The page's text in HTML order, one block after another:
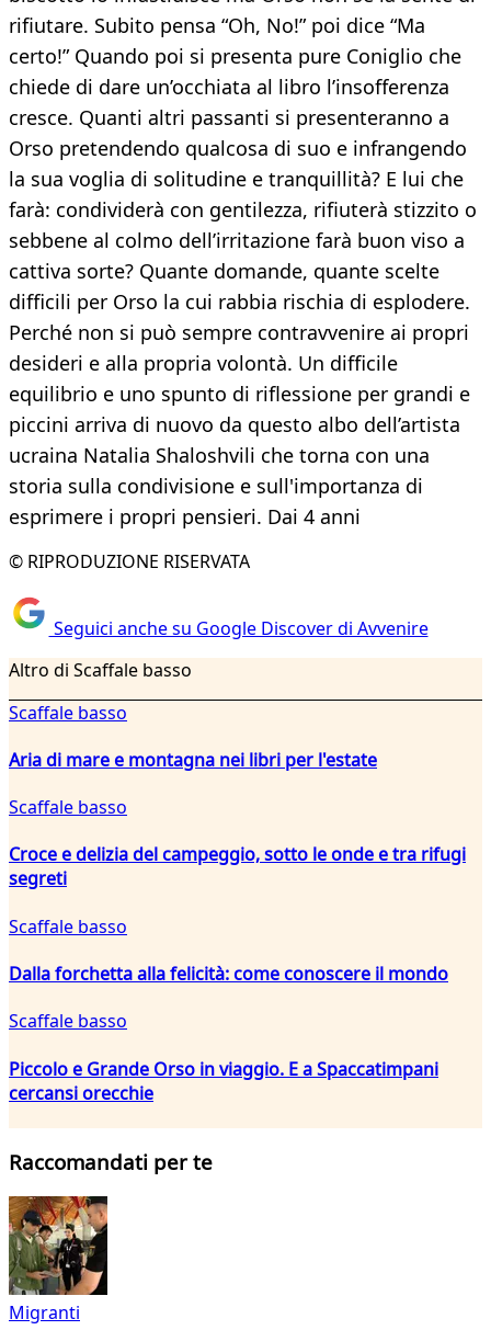
rifiutare. Subito pensa “Oh, No!” poi dice “Ma
certo!” Quando poi si presenta pure Coniglio che
chiede di dare un’occhiata al libro l’insofferenza
cresce. Quanti altri passanti si presenteranno a
Orso pretendendo qualcosa di suo e infrangendo
la sua voglia di solitudine e tranquillità? E lui che
farà: condividerà con gentilezza, rifiuterà stizzito o
sebbene al colmo dell’irritazione farà buon viso a
cattiva sorte? Quante domande, quante scelte
difficili per Orso la cui rabbia rischia di esplodere.
Perché non si può sempre contravvenire ai propri
desideri e alla propria volontà. Un difficile
equilibrio e uno spunto di riflessione per grandi e
piccini arriva di nuovo da questo albo dell’artista
ucraina Natalia Shaloshvili che torna con una
storia sulla condivisione e sull'importanza di
esprimere i propri pensieri. Dai 4 anni
© RIPRODUZIONE RISERVATA
Seguici anche su Google Discover di Avvenire
Altro di Scaffale basso
Scaffale basso
Aria di mare e montagna nei libri per l'estate
Scaffale basso
Croce e delizia del campeggio, sotto le onde e tra rifugi
segreti
Scaffale basso
Dalla forchetta alla felicità: come conoscere il mondo
Scaffale basso
Piccolo e Grande Orso in viaggio. E a Spaccatimpani
cercansi orecchie
Raccomandati per te
Migranti